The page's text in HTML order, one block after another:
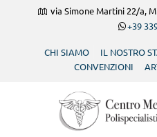
via Simone Martini 22/a,
+39
CHI SIAMO IL NOSTRO
CONVENZIONI